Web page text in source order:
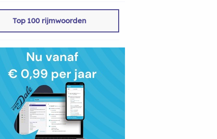
Top 100 rijmwoorden